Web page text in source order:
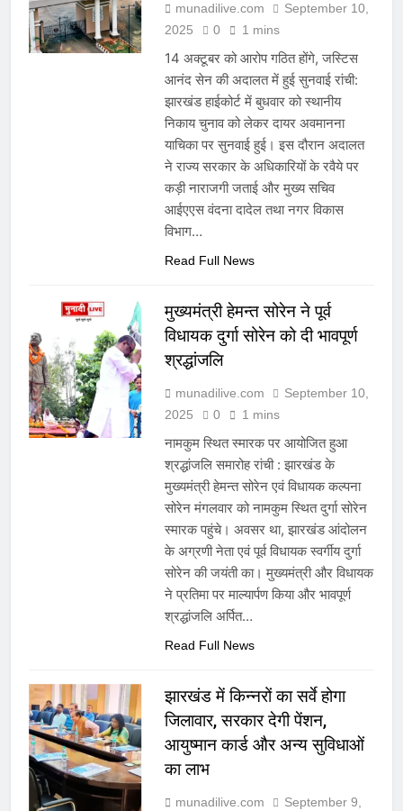
munadilive.com
September 10,
2025
0 1 mins
14 अक्टूबर को आरोप गठित होंगे, जस्टिस
आनंद सेन की अदालत में हुई सुनवाई रांची:
झारखंड हाईकोर्ट में बुधवार को स्थानीय
निकाय चुनाव को लेकर दायर अवमानना
याचिका पर सुनवाई हुई। इस दौरान अदालत
ने राज्य सरकार के अधिकारियों के रवैये पर
कड़ी नाराजगी जताई और मुख्य सचिव
आईएएस वंदना दादेल तथा नगर विकास
विभाग…
Read Full News
मुख्यमंत्री हेमन्त सोरेन ने पूर्व
विधायक दुर्गा सोरेन को दी भावपूर्ण
श्रद्धांजलि
munadilive.com
September 10,
2025
0 1 mins
नामकुम स्थित स्मारक पर आयोजित हुआ
श्रद्धांजलि समारोह रांची : झारखंड के
मुख्यमंत्री हेमन्त सोरेन एवं विधायक कल्पना
सोरेन मंगलवार को नामकुम स्थित दुर्गा सोरेन
स्मारक पहुंचे। अवसर था, झारखंड आंदोलन
के अग्रणी नेता एवं पूर्व विधायक स्वर्गीय दुर्गा
सोरेन की जयंती का। मुख्यमंत्री और विधायक
ने प्रतिमा पर माल्यार्पण किया और भावपूर्ण
श्रद्धांजलि अर्पित…
Read Full News
झारखंड में किन्नरों का सर्वे होगा
जिलावार, सरकार देगी पेंशन,
आयुष्मान कार्ड और अन्य सुविधाओं
का लाभ
munadilive.com
September 9,